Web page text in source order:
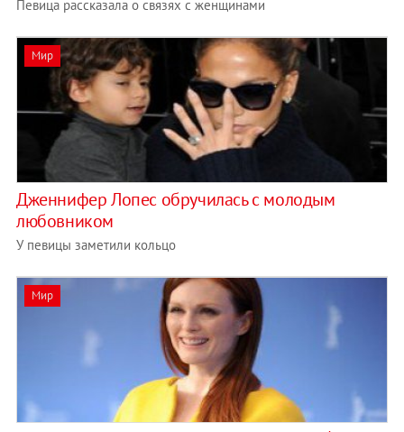
Певица рассказала о связях с женщинами
Мир
Дженнифер Лопес обручилась с молодым
любовником
У певицы заметили кольцо
Мир